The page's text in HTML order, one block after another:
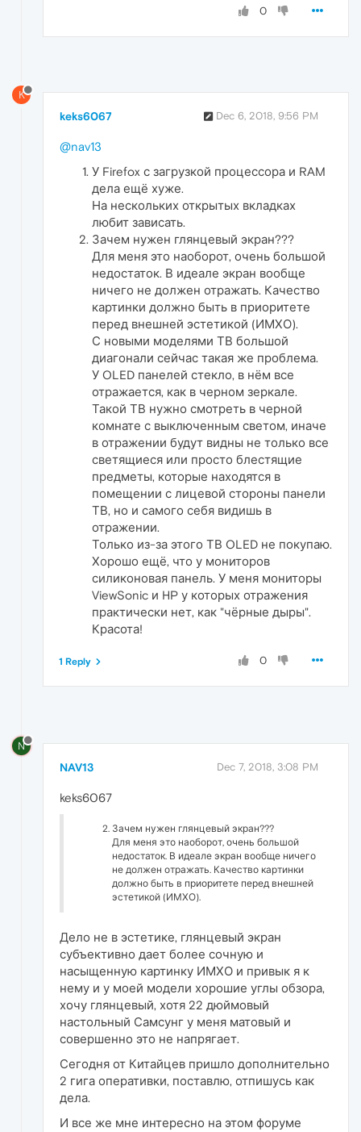
0
K
keks6067 Dec 6, 2018, 9:56 PM
@nav13
У Firefox с загрузкой процессора и RAM
дела ещё хуже.
На нескольких открытых вкладках
любит зависать.
Зачем нужен глянцевый экран???
Для меня это наоборот, очень большой
недостаток. В идеале экран вообще
ничего не должен отражать. Качество
картинки должно быть в приоритете
перед внешней эстетикой (ИМХО).
С новыми моделями ТВ большой
диагонали сейчас такая же проблема.
У OLED панелей стекло, в нём все
отражается, как в черном зеркале.
Такой ТВ нужно смотреть в черной
комнате с выключенным светом, иначе
в отражении будут видны не только все
светящиеся или просто блестящие
предметы, которые находятся в
помещении с лицевой стороны панели
ТВ, но и самого себя видишь в
отражении.
Только из-за этого ТВ OLED не покупаю.
Хорошо ещё, что у мониторов
силиконовая панель. У меня мониторы
ViewSonic и HP у которых отражения
практически нет, как "чёрные дыры".
Красота!
0
1 Reply
N
NAV13 Dec 7, 2018, 3:08 PM
keks6067
Зачем нужен глянцевый экран???
Для меня это наоборот, очень большой
недостаток. В идеале экран вообще ничего
не должен отражать. Качество картинки
должно быть в приоритете перед внешней
эстетикой (ИМХО).
Дело не в эстетике, глянцевый экран
субъективно дает более сочную и
насыщенную картинку ИМХО и привык я к
нему и у моей модели хорошие углы обзора,
хочу глянцевый, хотя 22 дюймовый
настольный Самсунг у меня матовый и
совершенно это не напрягает.
Сегодня от Китайцев пришло дополнительно
2 гига оперативки, поставлю, отпишусь как
дела.
И все же мне интересно на этом форуме